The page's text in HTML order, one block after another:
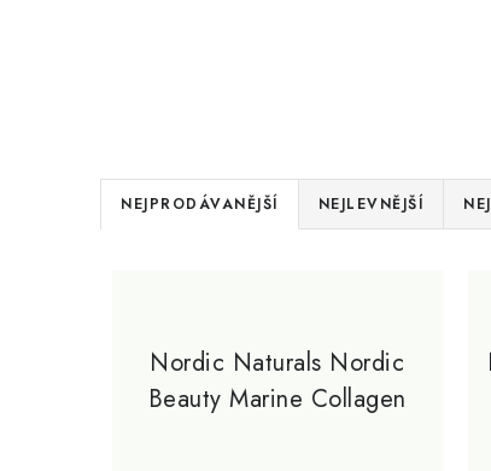
Ř
a
NEJPRODÁVANĚJŠÍ NEJLEVNĚJŠÍ
Nordic Naturals Nordic
Beauty Marine Collagen